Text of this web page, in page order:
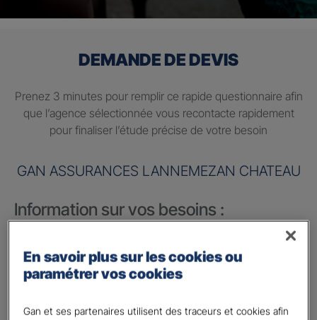
DEMANDE DE DEVIS
Prenez 3 minutes pour remplir ce rapide questionnaire afin
que l’agence sélectionnée vous recontacte rapidement
pour finaliser l’étude précise de votre besoin
GAN ASSURANCES LANNEMEZAN CHATEAU
Information sur vos besoins :
votre vie privée
votre vie professionnelle
Vos informations :
En savoir plus sur les cookies ou
paramétrer vos cookies
Gan et ses partenaires utilisent des traceurs et cookies afin